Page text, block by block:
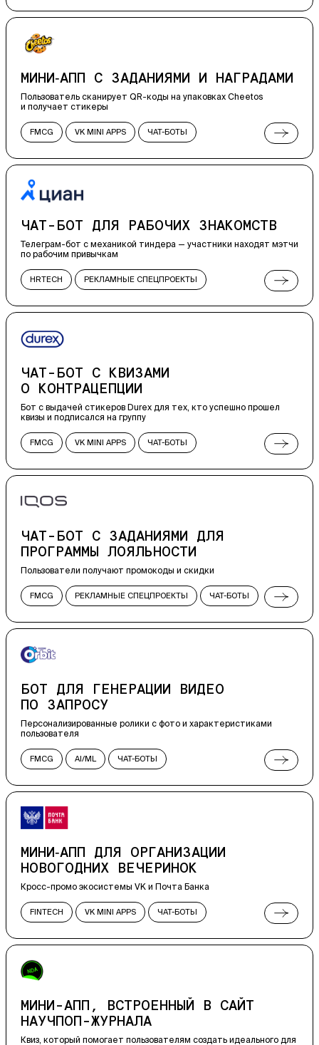
МИНИ‑АПП С ЗАДАНИЯМИ И НАГРАДАМИ
Пользователь сканирует QR-коды на упаковках Cheetos
и получает стикеры
FMCG VK MINI APPS ЧАТ-БОТЫ
ВСТРАИВАЕМЫЕ ПРИЛОЖЕНИЯ
ЧАТ-БОТ ДЛЯ РАБОЧИХ ЗНАКОМСТВ
Телеграм-бот с механикой тиндера — участники находят мэтчи
по рабочим привычкам
HRTECH РЕКЛАМНЫЕ СПЕЦПРОЕКТЫ
ЧАТ-БОТ С КВИЗАМИ
О КОНТРАЦЕПЦИИ
Бот с выдачей стикеров Durex для тех, кто успешно прошел
квизы и подписался на группу
FMCG VK MINI APPS ЧАТ-БОТЫ
ЧАТ-БОТ С ЗАДАНИЯМИ ДЛЯ
ПРОГРАММЫ ЛОЯЛЬНОСТИ
Пользователи получают промокоды и скидки
FMCG РЕКЛАМНЫЕ СПЕЦПРОЕКТЫ ЧАТ-БОТЫ
БОТ ДЛЯ ГЕНЕРАЦИИ ВИДЕО
ПО ЗАПРОСУ
Персонализированные ролики с фото и характеристиками
пользователя
FMCG AI/ML ЧАТ-БОТЫ
МИНИ‑АПП ДЛЯ ОРГАНИЗАЦИИ
НОВОГОДНИХ ВЕЧЕРИНОК
Кросс-промо экосистемы VK и Почта Банка
FINTECH VK MINI APPS ЧАТ-БОТЫ
ВСТРАИВАЕМЫЕ ПРИЛОЖЕНИЯ
МИНИ-АПП, ВСТРОЕННЫЙ В САЙТ
НАУЧПОП-ЖУРНАЛА
Квиз, который помогает пользователям создать идеального для